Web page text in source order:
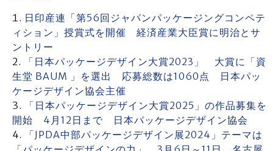
日印産連「第56回ジャパンパッケージングコンペテ
ィション」授賞式を開催 経済産業大臣賞に明治とサ
ントリー
「日本パッケージデザイン大賞2023」 大賞に「資
生堂 BAUM 」を選出 応募総数は1060点 日本パッ
ケージデザイン協会主催
「日本パッケージデザイン大賞2025」の作品募集を
開始 4月12日まで 日本パッケージデザイン協会
「JPDA中部パッケージデザイン展2024」テーマは